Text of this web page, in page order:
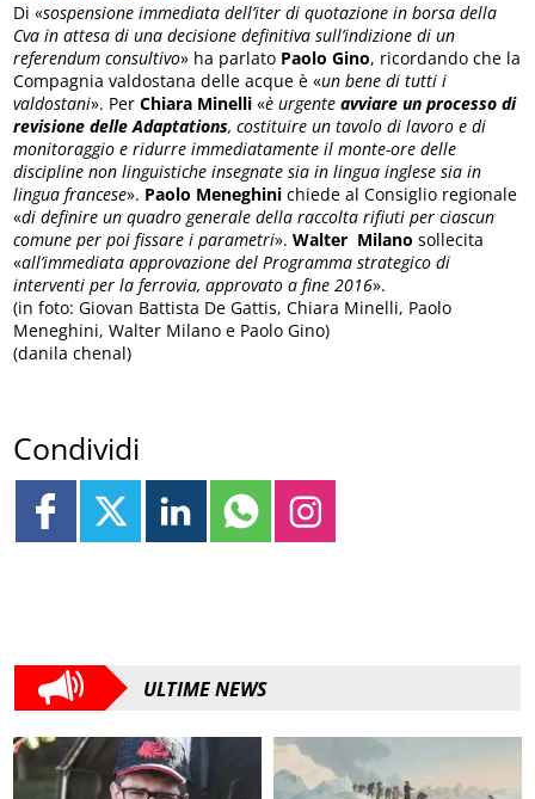
Di «sospensione immediata dell’iter di quotazione in borsa della
Cva in attesa di una decisione definitiva sull’indizione di un
referendum consultivo» ha parlato Paolo Gino, ricordando che la
Compagnia valdostana delle acque è «un bene di tutti i
valdostani». PerChiara Minelli «è urgente avviare un processo di
revisione delle Adaptations, costituire un tavolo di lavoro e di
monitoraggio e ridurre immediatamente il monte-ore delle
discipline non linguistiche insegnate sia in lingua inglese sia in
lingua francese». Paolo Meneghini chiede al Consiglio regionale
«di definire un quadro generale della raccolta rifiuti per ciascun
comune per poi fissare i parametri». Walter Milano sollecita
«all’immediata approvazione del Programma strategico di
interventi per la ferrovia, approvato a fine 2016».
(in foto: Giovan Battista De Gattis, Chiara Minelli, Paolo
Meneghini, Walter Milano e Paolo Gino)
(danila chenal)
Condividi
ULTIME NEWS